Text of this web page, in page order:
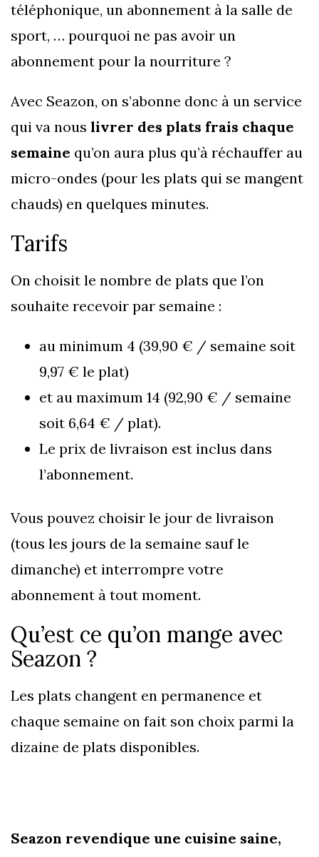
téléphonique, un abonnement à la salle de
sport, … pourquoi ne pas avoir un
abonnement pour la nourriture ?
Avec Seazon, on s’abonne donc à un service
qui va nous livrer des plats frais chaque
semaine qu’on aura plus qu’à réchauffer au
micro-ondes (pour les plats qui se mangent
chauds) en quelques minutes.
Tarifs
On choisit le nombre de plats que l’on
souhaite recevoir par semaine :
au minimum 4 (39,90 € / semaine soit
9,97 € le plat)
et au maximum 14 (92,90 € / semaine
soit 6,64 € / plat).
Le prix de livraison est inclus dans
l’abonnement.
Vous pouvez choisir le jour de livraison
(tous les jours de la semaine sauf le
dimanche) et interrompre votre
abonnement à tout moment.
Qu’est ce qu’on mange avec
Seazon ?
Les plats changent en permanence et
chaque semaine on fait son choix parmi la
dizaine de plats disponibles.
Seazon revendique une cuisine saine,